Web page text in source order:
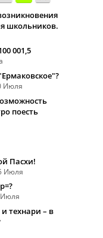
школьников.
001,5
Июля
поесть
Пасхи!
Июля
Июля
технари – в